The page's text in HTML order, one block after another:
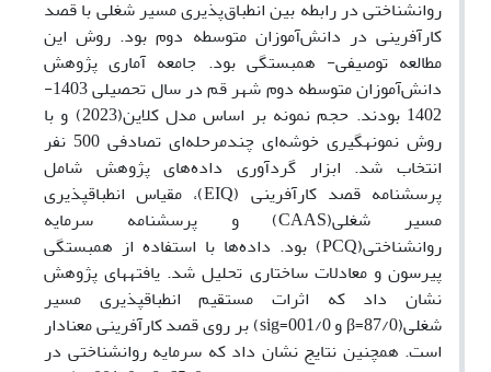
روانشناختی در رابطه بین انطباق‌پذیری مسیر شغلی با قصد
کارآفرینی در دانش‌آموزان متوسطه دوم بود. روش این
مطالعه توصیفی- همبستگی بود. جامعه آماری پژوهش
دانش‌آموزان متوسطه دوم شهر قم در سال تحصیلی 1403-
1402 بودند. حجم نمونه بر اساس مدل کلاین(2023) و با
روش نمونه‏گیری خوشه‌ای چندمرحله‌ای تصادفی 500 نفر
انتخاب شد. ابزار گردآوری داده‌‌های پژوهش شامل
پرسشنامه قصد کارآفرینی (EIQ)، مقیاس انطباق‏پذیری
مسیر شغلی(CAAS) و پرسشنامه سرمایه
روانشناختی(PCQ) بود. داده‌ها با استفاده از همبستگی
پیرسون و معادلات ساختاری تحلیل شد. یافته‏های پژوهش
نشان داد که اثرات مستقیم انطباق‏پذیری مسیر
شغلی(87/0=β و 001/0=sig) بر روی قصد کارآفرینی معنادار
است. همچنین نتایج نشان داد که سرمایه روانشناختی در